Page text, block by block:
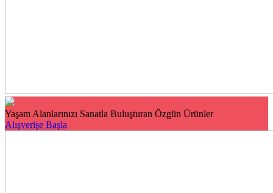
Yaşam Alanlarınızı Sanatla Buluşturan Özgün Ürünler
Alışverişe Başla